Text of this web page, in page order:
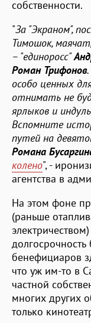
собственности.
"За "Экраном",
Тимошок,
– "единоросс"
Роман Трифонов
особо ценных
отнимать не
ярлыков и
Вспомните
путей на
Романа
колено", -
агентства в
На этом фоне
(раньше
бенефициаров
что уж им-то в
частной
многих других
только